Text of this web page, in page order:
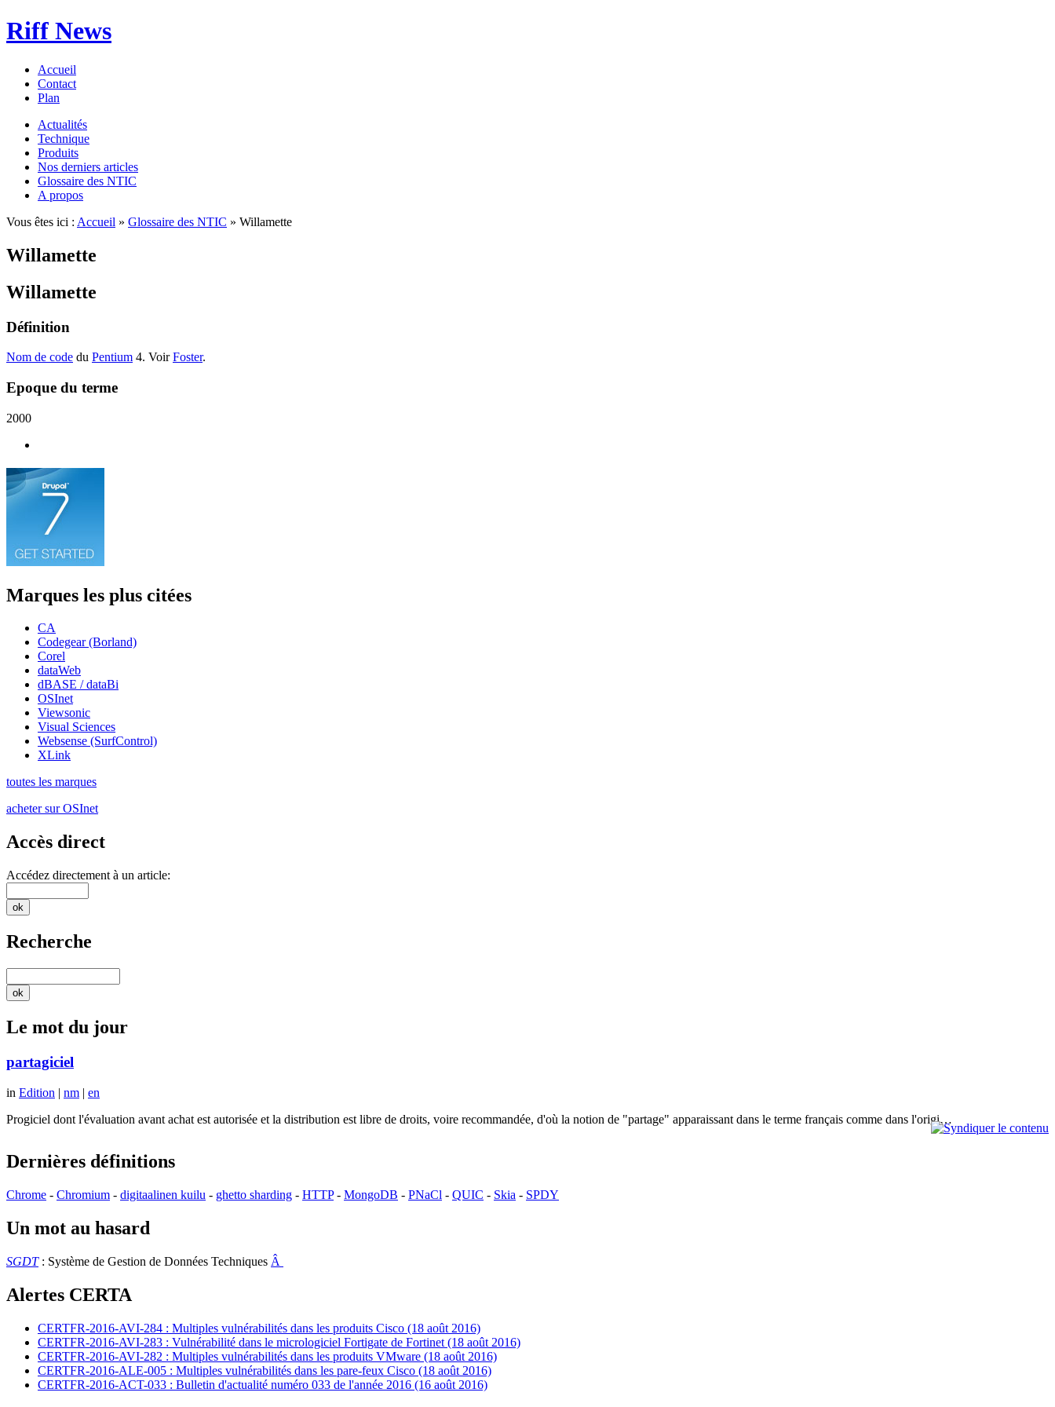
Riff News
Accueil
Contact
Plan
Actualités
Technique
Produits
Nos derniers articles
Glossaire des NTIC
A propos
Vous êtes ici : Accueil » Glossaire des NTIC » Willamette
Willamette
Willamette
Définition
Nom de code du Pentium 4. VoirFoster.
Epoque du terme
2000
Marques les plus citées
CA
Codegear (Borland)
Corel
dataWeb
dBASE / dataBi
OSInet
Viewsonic
Visual Sciences
Websense (SurfControl)
XLink
toutes les marques
acheter sur OSInet
Accès direct
Accédez directement à un article:
Recherche
Le mot du jour
partagiciel
in Edition | nm | en
Progiciel dont l'évaluation avant achat est autorisée et la distribution est libre de droits, voire recommandée, d'où la notion de "partage" apparaissant dans le terme français comme dans l'origi…
Dernières définitions
Chrome - Chromium - digitaalinen kuilu - ghetto sharding - HTTP- MongoDB - PNaCl - QUIC - Skia - SPDY
Un mot au hasard
SGDT: Système de Gestion de Données Techniques Â
Alertes CERTA
CERTFR-2016-AVI-284 : Multiples vulnérabilités dans les produits Cisco (18 août 2016)
CERTFR-2016-AVI-283 : Vulnérabilité dans le micrologiciel Fortigate de Fortinet (18 août 2016)
CERTFR-2016-AVI-282 : Multiples vulnérabilités dans les produits VMware (18 août 2016)
CERTFR-2016-ALE-005 : Multiples vulnérabilités dans les pare-feux Cisco (18 août 2016)
CERTFR-2016-ACT-033 : Bulletin d'actualité numéro 033 de l'année 2016 (16 août 2016)